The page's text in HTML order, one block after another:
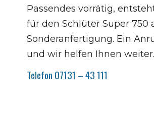
Passendes vorrätig,
für den Schlüter Super 750
Sonderanfertigung. Ein
und wir helfen Ihnen weiter.
Telefon 07131 – 43 111